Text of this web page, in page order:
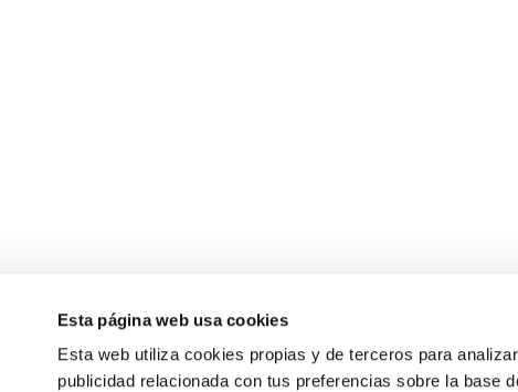
Esta página web usa cookies
Esta web utiliza cookies propias y de terceros para
publicidad relacionada con tus preferencias sobre la base
944 435 713
Nosotros